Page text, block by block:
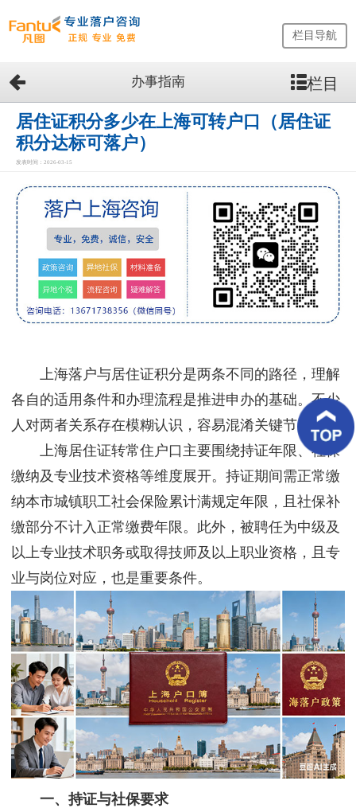
网
站
首
页
留
生
务
优
案
好
评
新
闻
资
讯
联
系
我
们
栏目导航
办事指南 栏目
居住证积分多少在上海可转户口（居住证
积分达标可落户）
发表时间：2026-03-15
上海落户与居住证积分是两条不同的路径，理解
各自的适用条件和办理流程是推进申办的基础。不少
人对两者关系存在模糊认识，容易混淆关键节点。
上海居住证转常住户口主要围绕持证年限、社保
缴纳及专业技术资格等维度展开。持证期间需正常缴
纳本市城镇职工社会保险累计满规定年限，且社保补
缴部分不计入正常缴费年限。此外，被聘任为中级及
以上专业技术职务或取得技师及以上职业资格，且专
业与岗位对应，也是重要条件。
一、持证与社保要求